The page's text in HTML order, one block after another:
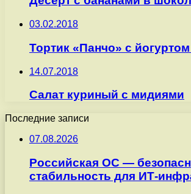
03.02.2018
Тортик «Панчо» с
14.07.2018
Салат куриный с мидиями
Последние записи
07.08.2026
Российская ОС —
стабильность для ИТ-